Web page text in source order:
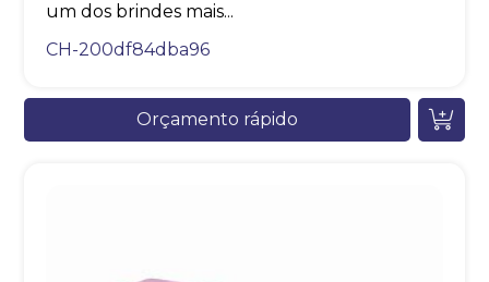
um dos brindes mais...
CH-200df84dba96
Orçamento rápido